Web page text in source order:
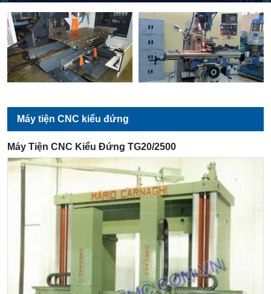
Máy tiện CNC kiểu đứng
Máy Tiện CNC Kiểu Đứng TG20/2500